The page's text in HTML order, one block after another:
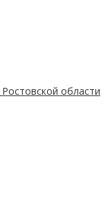
области